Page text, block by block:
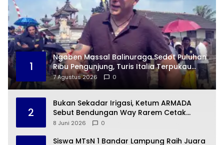
1
Ngaben Massal Balinuraga Sedot Puluhan
Ribu Pengunjung, Turis Italia Terpukau
dengan Budaya Indonesia
7 Agustus 2026 0
2
Bukan Sekadar Irigasi, Ketum ARMADA
Sebut Bendungan Way Rarem Cetak
Sejarah Peradaban Lampung
8 Juni 2026 0
Siswa MTsN 1 Bandar Lampung Raih Juara